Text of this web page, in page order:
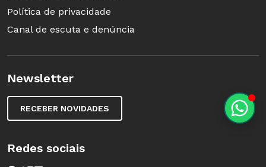
Política de privacidade
Canal de escuta e denúncia
Newsletter
RECEBER NOVIDADES
Redes sociais